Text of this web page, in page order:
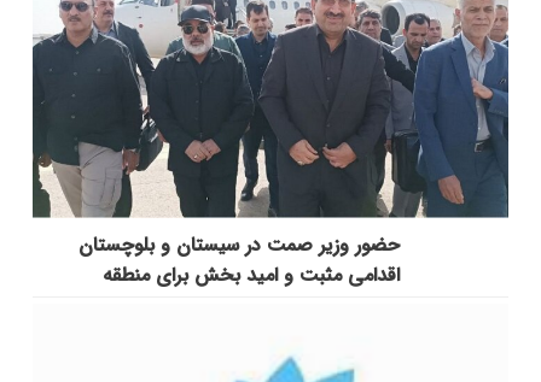
حضور وزیر صمت در سیستان و بلوچستان
اقدامی مثبت و امید بخش برای منطقه